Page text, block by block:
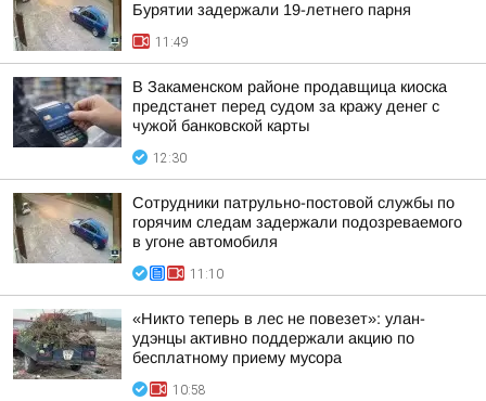
Бурятии задержали 19-летнего парня
11:49
В Закаменском районе продавщица киоска
предстанет перед судом за кражу денег с
чужой банковской карты
12:30
Сотрудники патрульно-постовой службы по
горячим следам задержали подозреваемого
в угоне автомобиля
11:10
«Никто теперь в лес не повезет»: улан-
удэнцы активно поддержали акцию по
бесплатному приему мусора
10:58